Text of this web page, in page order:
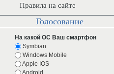
Правила на сайте
Голосование
На какой ОС Ваш смартфон
Symbian
Windows Mobile
Apple IOS
Android